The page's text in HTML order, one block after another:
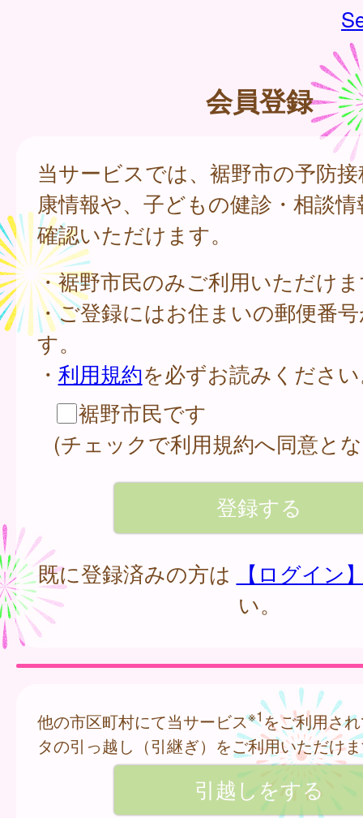
会員登録
当サービスでは、裾野市の予防
康情報や、子どもの健診・相談
確認いただけます。
・裾野市民のみご利用いただけ
・ご登録にはお住まいの郵便番
す。
・ 利用規約を必ずお読みくださ
裾野市民です
(チェックで利用規約へ同意と
既に登録済みの方は
【ログイン
い。
他の市区町村にて当サービス※1 をご利用さ
タの引っ越し（引継ぎ）をご利用いただけ